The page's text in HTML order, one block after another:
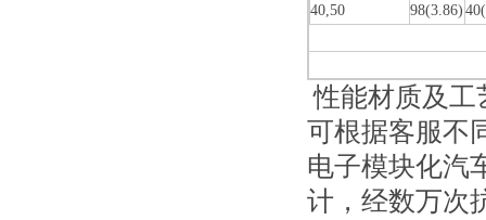
40,50
98(3.86)
性能材质及工
可根据客服不
电子模块化汽
计，经数万次